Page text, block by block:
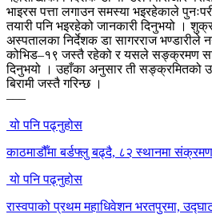
भाइरस पत्ता लगाउन समस्या भइरहेकाले
तयारी पनि भइरहेको जानकारी दिनुभयो ।
अस्पतालका निर्देशक डा सागरराज भण्डारीले
कोभिड–१९ जस्तै रहेको र यसले सङ्क्रमण
दिनुभयो । उहाँका अनुसार ती सङ्क्रमितको
बिरामी जस्तै गरिन्छ ।
–––
यो पनि पढ्नुहोस
काठमाडौँमा बर्डफ्लु बढ्दै, ८२ स्थानमा संक्रमण
यो पनि पढ्नुहोस
रास्वपाको प्रथम महाधिवेशन भरतपुरमा,